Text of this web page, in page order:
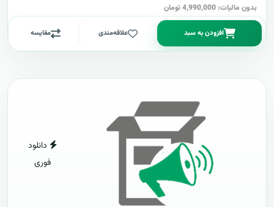
بدون مالیات: 4,990,000 تومان
افزودن به سبد علاقه‌مندی مقایسه
دانلود
فوری